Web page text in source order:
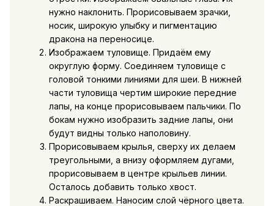
нужно наклонить. Прорисовываем зрачки,
носик, широкую улыбку и пигментацию
дракона на переносице.
Изображаем туловище. Придаём ему
округлую форму. Соединяем туловище с
головой тонкими линиями для шеи. В нижней
части туловища чертим широкие передние
лапы, на конце прорисовываем пальчики. По
бокам нужно изобразить задние лапы, они
будут видны только наполовину.
Прорисовываем крылья, сверху их делаем
треугольными, а внизу оформляем дугами,
прорисовываем в центре крыльев линии.
Осталось добавить только хвост.
Раскрашиваем. Наносим слой чёрного цвета.